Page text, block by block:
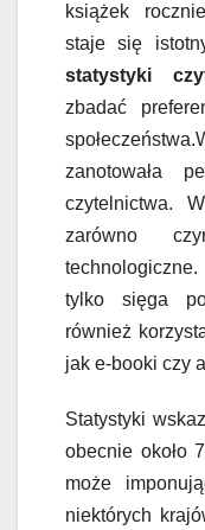
książek
staje się
statystyki
zbadać
zanotowała
czytelnictwa.
zarówno
tylko sięga
również
jak e-booki czy
Statystyki
obecnie około
może
niektórych